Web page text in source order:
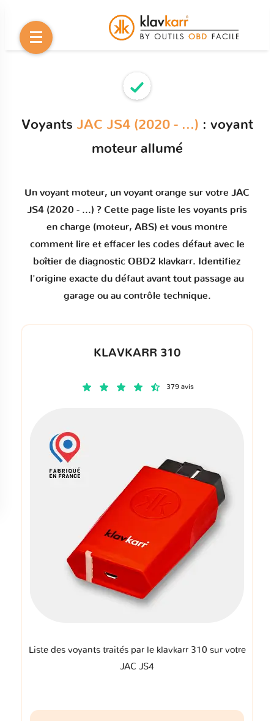
Voyants JAC JS4 (2020 - ...) : voyant
moteur allumé
Un voyant moteur, un voyant orange sur votre JAC
JS4 (2020 - ...) ? Cette page liste les voyants pris
en charge (moteur, ABS) et vous montre
comment lire et effacer les codes défautavec le
boîtier de diagnostic OBD2 klavkarr. Identifiez
l'origine exacte du défaut avant tout passage au
garage ou au contrôle technique.
KLAVKARR 310
379 avis
Liste des voyants traités par le klavkarr 310 sur votre
JAC JS4